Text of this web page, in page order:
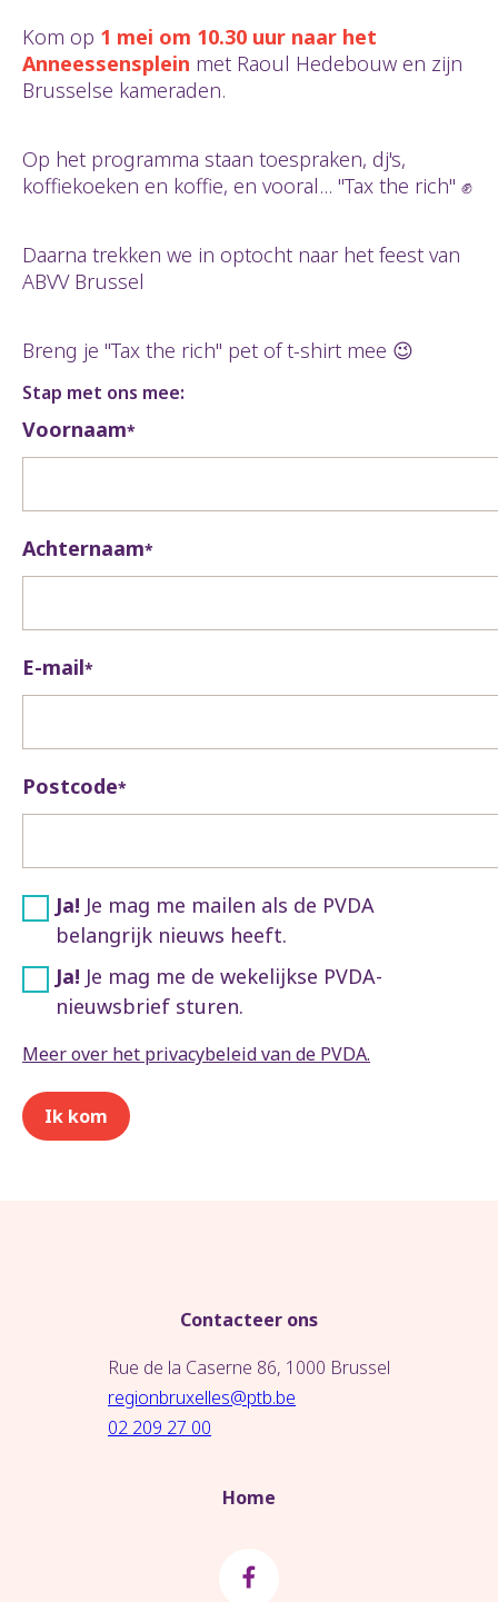
Kom op 1 mei om 10.30 uur naar het
Anneessensplein met Raoul Hedebouw en zijn
Brusselse kameraden.
Op het programma staan toespraken, dj's,
koffiekoeken en koffie, en vooral... "Tax the rich" ✊
Daarna trekken we in optocht naar het feest van
ABVV Brussel
Breng je "Tax the rich" pet of t-shirt mee 😉
Stap met ons mee:
Voornaam*
Achternaam*
E-mail*
Postcode*
Ja! Je mag me mailen als de PVDA
belangrijk nieuws heeft.
Ja! Je mag me de wekelijkse PVDA-
nieuwsbrief sturen.
Meer over het privacybeleid van de PVDA.
Contacteer ons
Rue de la Caserne 86, 1000 Brussel
regionbruxelles@ptb.be
02 209 27 00
Home